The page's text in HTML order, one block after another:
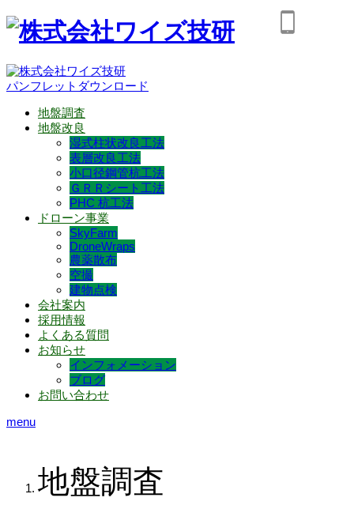
パンフレットダウンロード
地盤調査
地盤改良
湿式柱状改良工法
表層改良工法
小口径鋼管杭工法
ＧＲＲシート工法
PHC 杭工法
ドローン事業
SkyFarm
DroneWraps
農薬散布
空撮
建物点検
会社案内
採用情報
よくある質問
お知らせ
インフォメーション
ブログ
お問い合わせ
menu
地盤調査